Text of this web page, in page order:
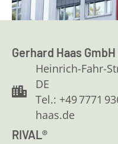
Gerhard Haas GmbH
Heinrich-Fahr-
DE
Tel.: +49 7771
haas.de
RIVAL®